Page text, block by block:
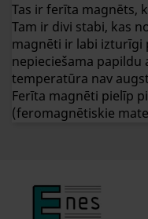
Tas ir ferīta magnēts,
Tam ir divi stabi, kas
magnēti ir labi izturīgi
nepieciešama papildu
temperatūra nav
Ferīta magnēti pielīp
(feromagnētiskie